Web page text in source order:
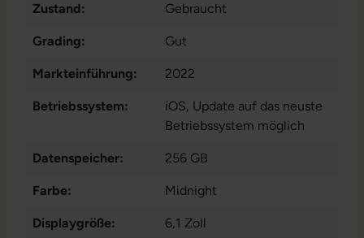
Zustand: Gebraucht
Grading: Gut
Markteinführung: 2022
Betriebssystem: iOS, Update auf das neuste
Betriebssystem möglich
Datenspeicher: 256 GB
Farbe: Midnight
Displaygröße: 6,1 Zoll